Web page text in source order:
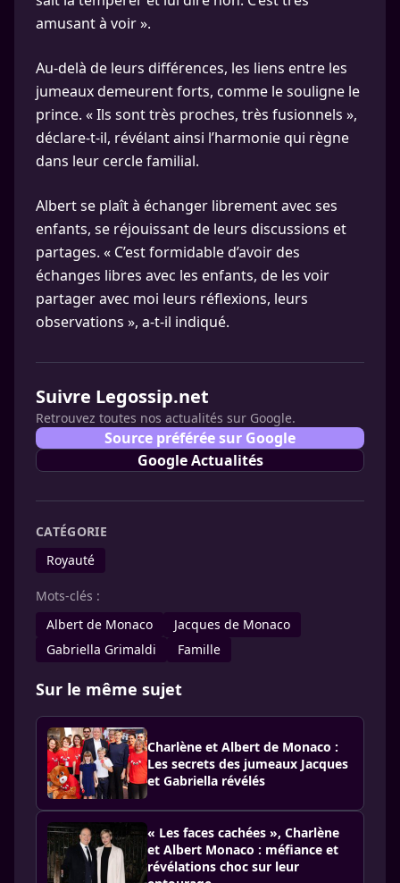
amusant à voir ».
Au-delà de leurs différences, les liens entre les
jumeaux demeurent forts, comme le souligne le
prince. « Ils sont très proches, très fusionnels »,
déclare-t-il, révélant ainsi l’harmonie qui règne
dans leur cercle familial.
Albert se plaît à échanger librement avec ses
enfants, se réjouissant de leurs discussions et
partages. « C’est formidable d’avoir des
échanges libres avec les enfants, de les voir
partager avec moi leurs réflexions, leurs
observations », a-t-il indiqué.
Suivre Legossip.net
Retrouvez toutes nos actualités sur Google.
Source préférée sur Google
Google Actualités
CATÉGORIE
Royauté
Mots-clés :
Albert de Monaco
Jacques de Monaco
Gabriella Grimaldi
Famille
Sur le même sujet
Charlène et Albert de Monaco :
Les secrets des jumeaux Jacques
et Gabriella révélés
« Les faces cachées », Charlène
et Albert Monaco : méfiance et
révélations choc sur leur